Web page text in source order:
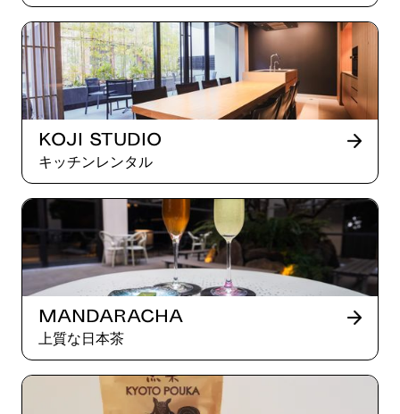
Koji Studio
キッチンレンタル
Mandaracha
上質な日本茶